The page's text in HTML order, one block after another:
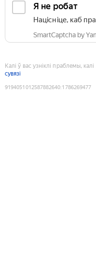
Я не робат
Націсніце, каб
SmartCaptcha by
Калі ў вас узніклі праблемы,
сувязі
9194051012587882640:1786269477